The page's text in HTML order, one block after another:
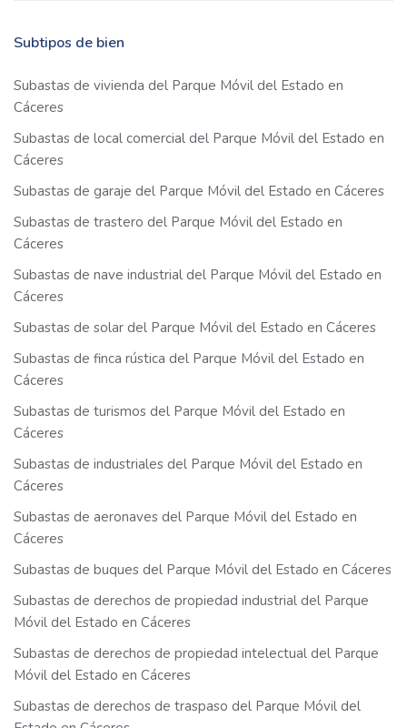
Subtipos de bien
Subastas de vivienda del Parque Móvil del Estado en
Cáceres
Subastas de local comercial del Parque Móvil del Estado en
Cáceres
Subastas de garaje del Parque Móvil del Estado en Cáceres
Subastas de trastero del Parque Móvil del Estado en
Cáceres
Subastas de nave industrial del Parque Móvil del Estado en
Cáceres
Subastas de solar del Parque Móvil del Estado en Cáceres
Subastas de finca rústica del Parque Móvil del Estado en
Cáceres
Subastas de turismos del Parque Móvil del Estado en
Cáceres
Subastas de industriales del Parque Móvil del Estado en
Cáceres
Subastas de aeronaves del Parque Móvil del Estado en
Cáceres
Subastas de buques del Parque Móvil del Estado en Cáceres
Subastas de derechos de propiedad industrial del Parque
Móvil del Estado en Cáceres
Subastas de derechos de propiedad intelectual del Parque
Móvil del Estado en Cáceres
Subastas de derechos de traspaso del Parque Móvil del